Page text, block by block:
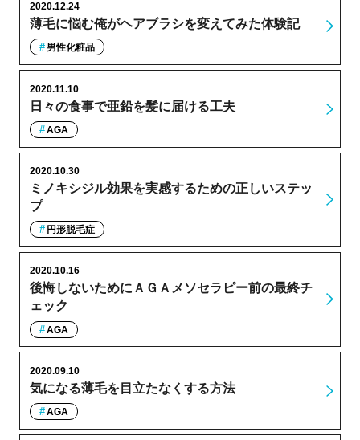
薄毛に悩む俺がヘアブラシを変えてみた体験記
2020.12.24
男性化粧品
日々の食事で亜鉛を髪に届ける工夫
2020.11.10
AGA
ミノキシジル効果を実感するための正しいステッ
プ
2020.10.30
円形脱毛症
後悔しないためにＡＧＡメソセラピー前の最終チ
ェック
2020.10.16
AGA
気になる薄毛を目立たなくする方法
2020.09.10
AGA